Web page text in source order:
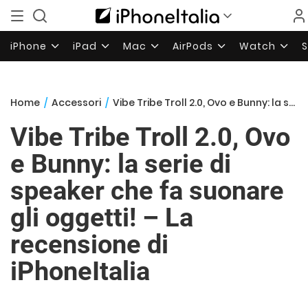
iPhone iPad Mac AirPods Watch
Home / Accessori / Vibe Tribe Troll 2.0, Ovo e Bunny: la serie di speaker che fa suonare gli oggetti! – La recensione di iPhoneItalia
Vibe Tribe Troll 2.0, Ovo
e Bunny: la serie di
speaker che fa suonare
gli oggetti! – La
recensione di
iPhoneItalia